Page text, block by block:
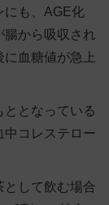
にも、AGE化
腸から吸収され
血糖値が急上
となっている
中コレステロー
として飲む場合